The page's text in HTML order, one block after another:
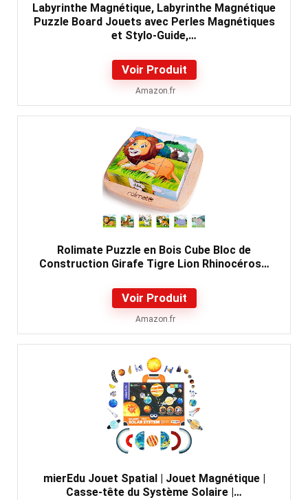
Labyrinthe Magnétique, Labyrinthe Magnétique
Puzzle Board Jouets avec Perles Magnétiques
et Stylo-Guide,…
Voir Produit
Amazon.fr
Rolimate Puzzle en Bois Cube Bloc de
Construction Girafe Tigre Lion Rhinocéros…
Voir Produit
Amazon.fr
mierEdu Jouet Spatial | Jouet Magnétique |
Casse-tête du Système Solaire |…